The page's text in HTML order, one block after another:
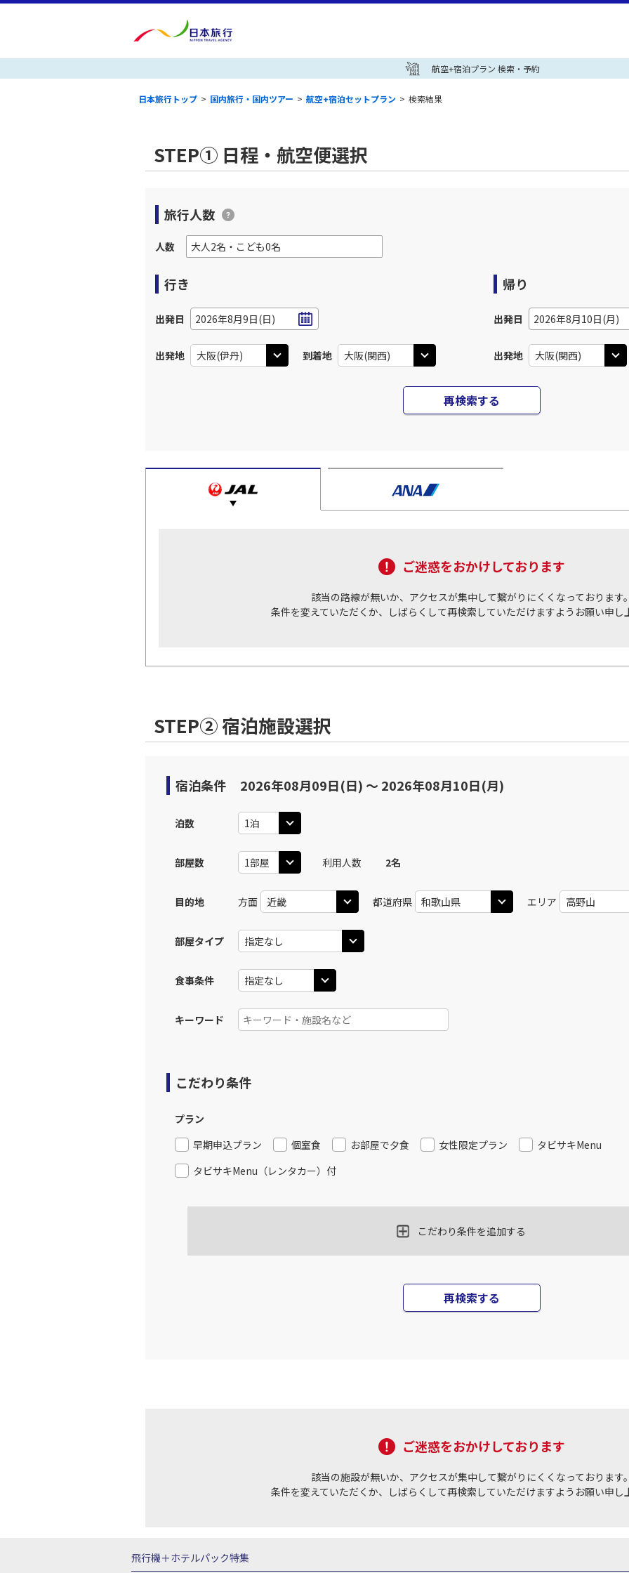
航空+宿泊プラン 検索・予約
日本旅行トップ > 国内旅行・国内ツアー > 航空+宿泊セットプラン > 検索結果
STEP① 日程・航空便選択
旅行人数
人数
行き
出発日 2026年8月9日(日)
出発地 到着地
帰り
出発日 2026年8月10日(月)
出発地
再検索する
ご迷惑をおかけしております
該当の路線が無いか、アクセスが集中して繋がりにくくなっております
条件を変えていただくか、しばらくして再検索していただけますようお願い申し
STEP② 宿泊施設選択
宿泊条件 2026年08月09日(日) 〜 2026年08月10日(月)
泊数
部屋数 利用人数 2名
目的地 方面 都道府県 エリア
部屋タイプ
食事条件
キーワード
こだわり条件
プラン
早期申込プラン
個室食 お部屋で夕食 女性限定プラン
タビサキMenu
タビサキMenu（レンタカー）付
こだわり条件を追加する
再検索する
ご迷惑をおかけしております
該当の施設が無いか、アクセスが集中して繋がりにくくなっております
条件を変えていただくか、しばらくして再検索していただけますようお願い申し
飛行機＋ホテルパック特集